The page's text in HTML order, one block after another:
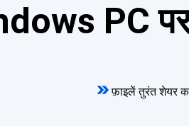
PC
फ़ाइलें तुरंत शेयर